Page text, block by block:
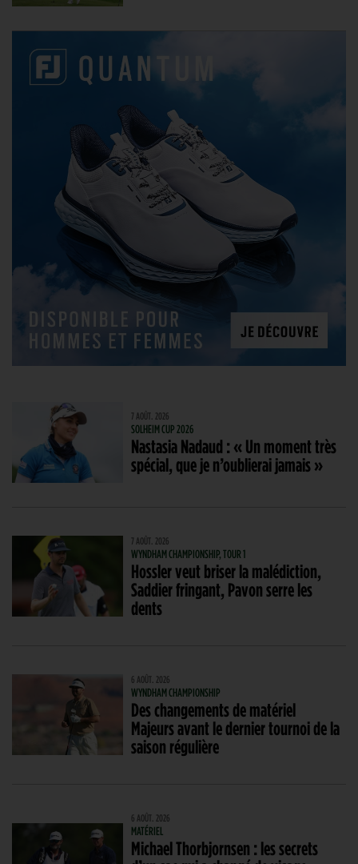
7 AOÛT. 2026
SOLHEIM CUP 2026
Nastasia Nadaud : « Un moment très
spécial, que je n’oublierai jamais »
7 AOÛT. 2026
WYNDHAM CHAMPIONSHIP, TOUR 1
Hossler veut briser la malédiction,
Saddier fringant, Pavon serre les
dents
6 AOÛT. 2026
WYNDHAM CHAMPIONSHIP
Des changements de matériel
Majeurs avant le dernier tournoi de la
saison régulière
6 AOÛT. 2026
MATÉRIEL
Michael Thorbjornsen : les secrets